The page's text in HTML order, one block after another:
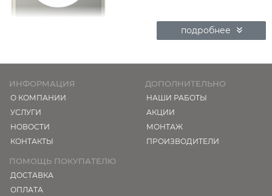
подробнее
ИНФОРМАЦИЯ
О КОМПАНИИ
УСЛУГИ
НОВОСТИ
КОНТАКТЫ
ДОПОЛНИТЕЛЬНО
НАШИ РАБОТЫ
АКЦИИ
МОНТАЖ
ПРОИЗВОДИТЕЛИ
ПОМОЩЬ ПОКУПАТЕЛЮ
ДОСТАВКА
ОПЛАТА